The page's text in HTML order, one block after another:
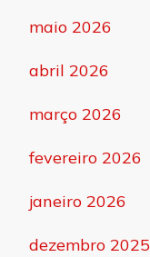
maio 2026
abril 2026
março 2026
fevereiro 2026
janeiro 2026
dezembro 2025